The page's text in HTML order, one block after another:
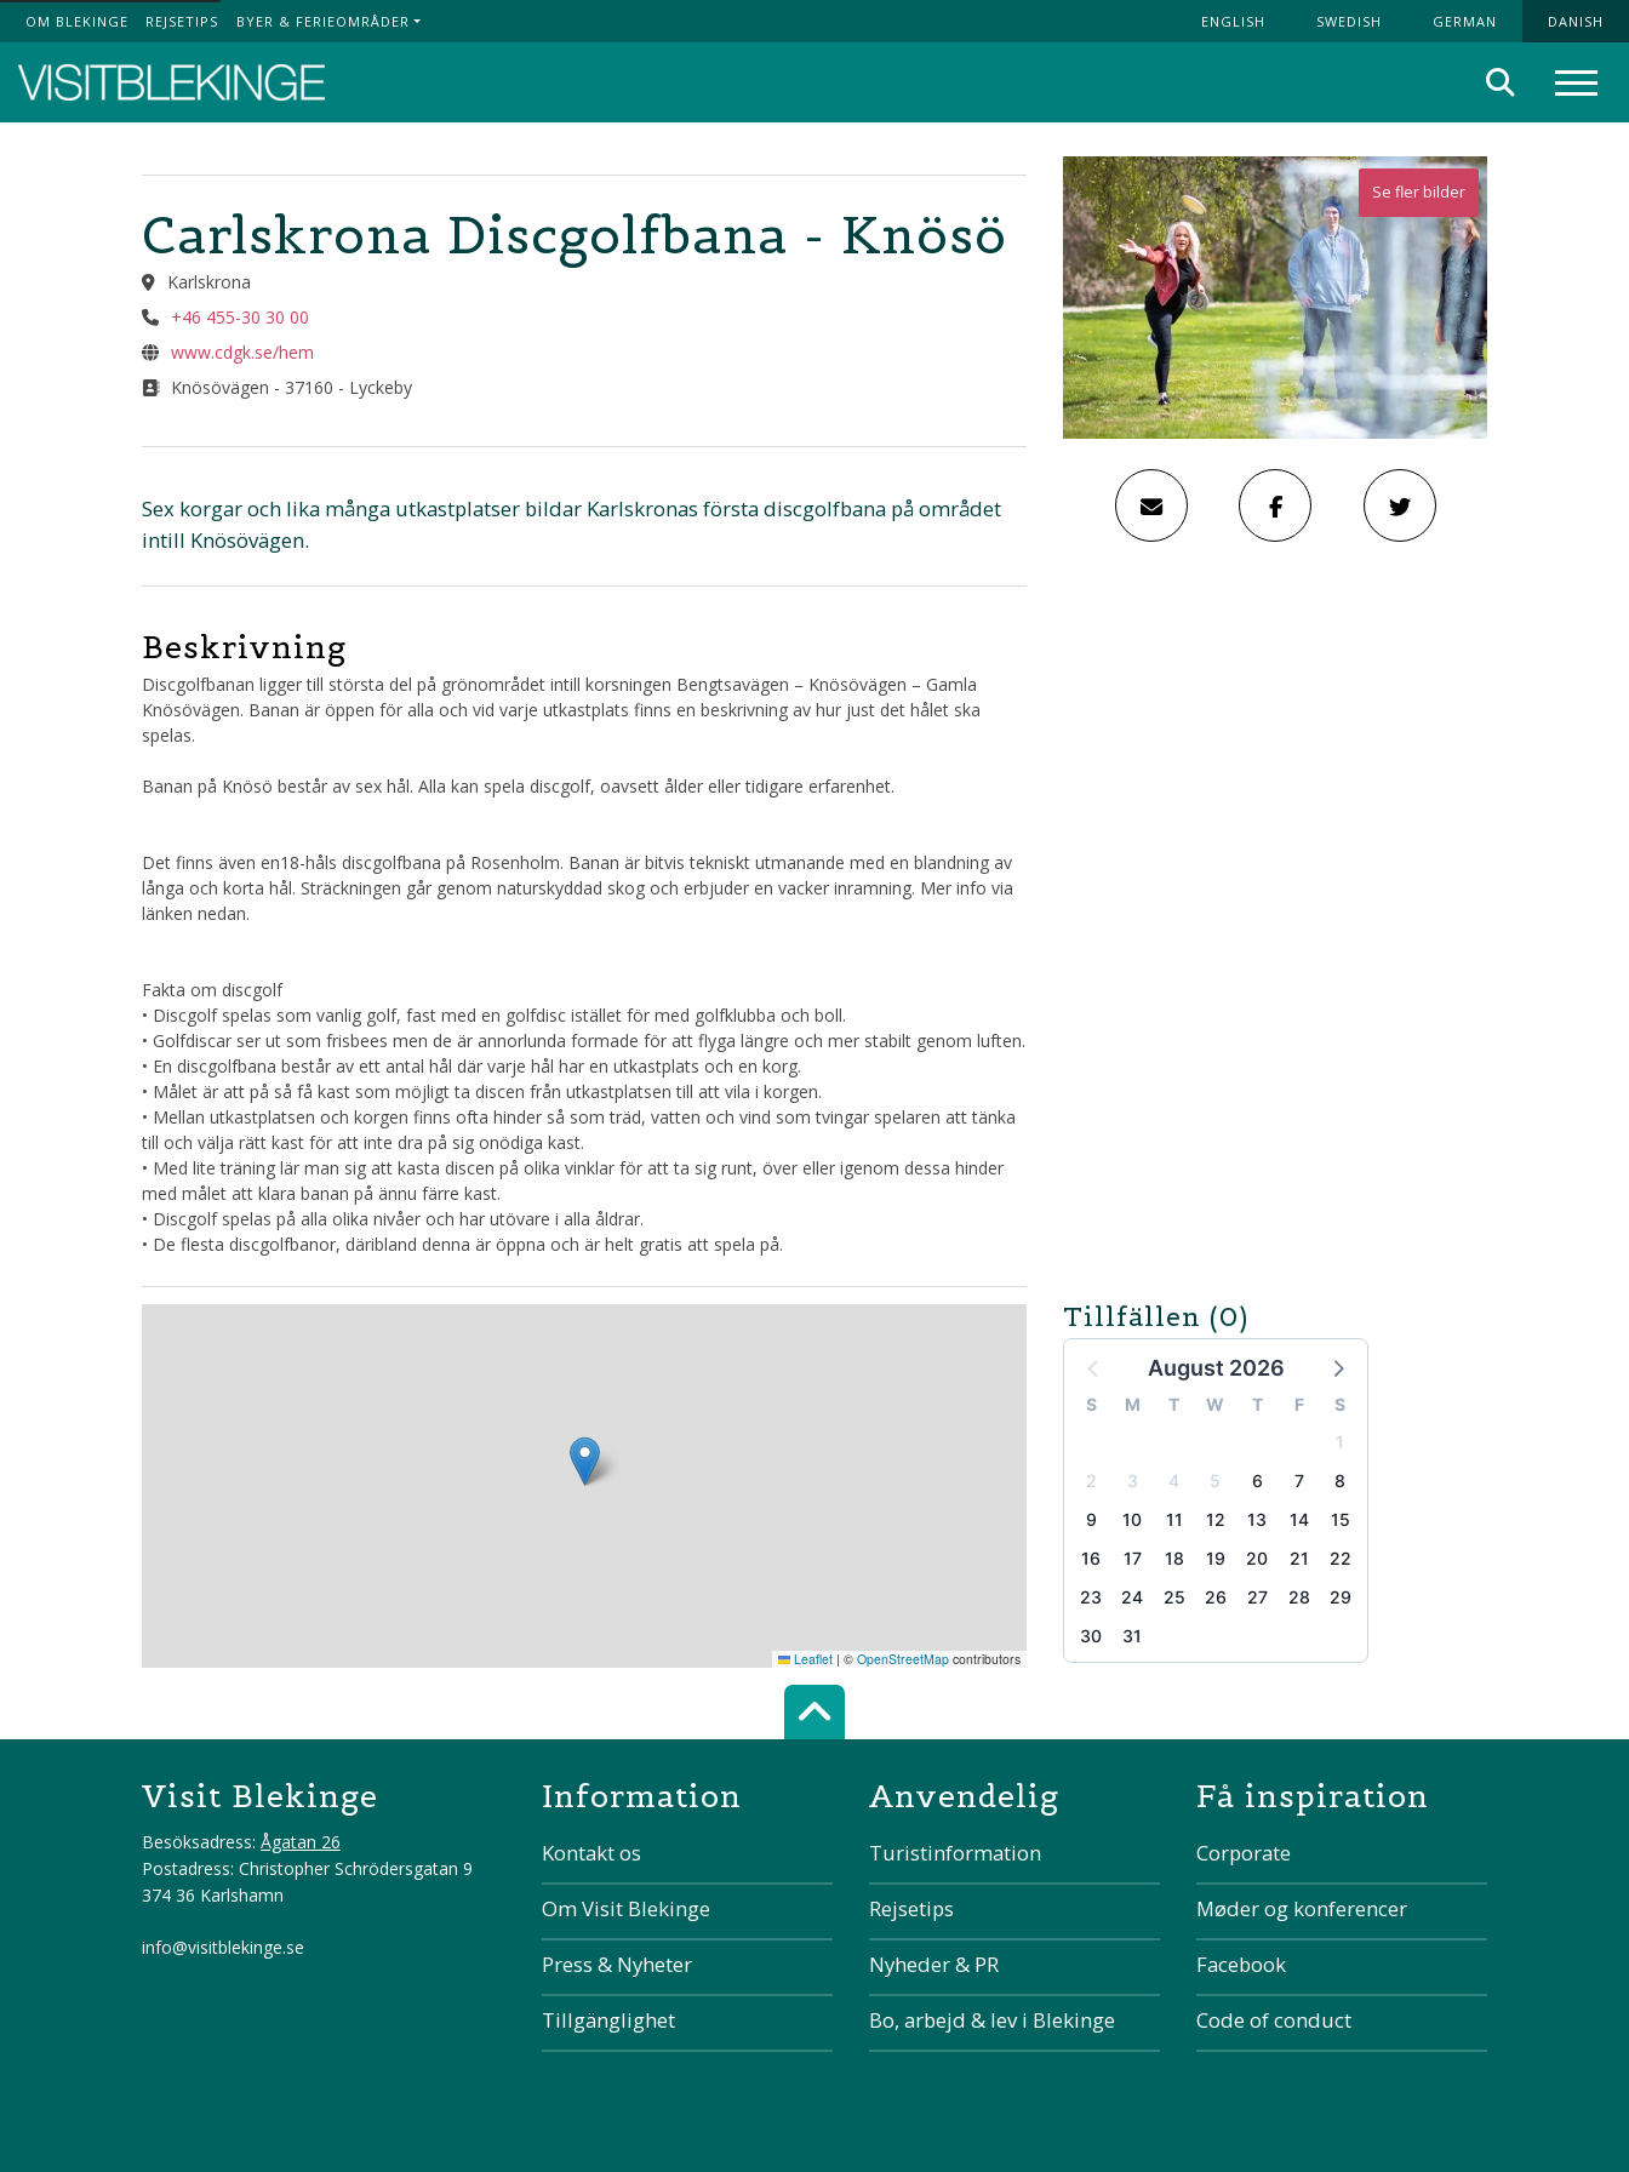
Top Menu
OM BLEKINGE REJSETIPS BYER & FERIEOMRÅDER ENGLISH SWEDISH GERMAN DANISH
Søg
Se fler bilder
Carlskrona Discgolfbana - Knösö
Karlskrona
+46 455-30 30 00
www.cdgk.se/hem
Knösövägen - 37160 - Lyckeby
Sex korgar och lika många utkastplatser bildar Karlskronas första discgolfbana på området
intill Knösövägen.
Beskrivning
Discgolfbanan ligger till största del på grönområdet intill korsningen Bengtsavägen – Knösövägen – Gamla
Knösövägen. Banan är öppen för alla och vid varje utkastplats finns en beskrivning av hur just det hålet ska
spelas.
Banan på Knösö består av sex hål. Alla kan spela discgolf, oavsett ålder eller tidigare erfarenhet.
Det finns även en18-håls discgolfbana på Rosenholm. Banan är bitvis tekniskt utmanande med en blandning av
långa och korta hål. Sträckningen går genom naturskyddad skog och erbjuder en vacker inramning. Mer info via
länken nedan.
Fakta om discgolf
• Discgolf spelas som vanlig golf, fast med en golfdisc istället för med golfklubba och boll.
• Golfdiscar ser ut som frisbees men de är annorlunda formade för att flyga längre och mer stabilt genom luften.
• En discgolfbana består av ett antal hål där varje hål har en utkastplats och en korg.
• Målet är att på så få kast som möjligt ta discen från utkastplatsen till att vila i korgen.
• Mellan utkastplatsen och korgen finns ofta hinder så som träd, vatten och vind som tvingar spelaren att tänka
till och välja rätt kast för att inte dra på sig onödiga kast.
• Med lite träning lär man sig att kasta discen på olika vinklar för att ta sig runt, över eller igenom dessa hinder
med målet att klara banan på ännu färre kast.
• Discgolf spelas på alla olika nivåer och har utövare i alla åldrar.
• De flesta discgolfbanor, däribland denna är öppna och är helt gratis att spela på.
Tillfällen (0)
August 2026
S M T W T F
S
1
2
3 4 5 6 7
8
9
10 11 12 13 14
15
16
17 18 19 20 21
22
23
24 25 26 27 28
29
30
31
Leaflet | © OpenStreetMap contributors
Scroll top of the page
Visit Blekinge
Besöksadress: Ågatan 26
Postadress: Christopher Schrödersgatan 9
374 36 Karlshamn
info@visitblekinge.se
Information
Kontakt os
Om Visit Blekinge
Press & Nyheter
Tillgänglighet
Anvendelig
Turistinformation
Rejsetips
Nyheder & PR
Bo, arbejd & lev i Blekinge
Få inspiration
Corporate
Møder og konferencer
Facebook
Code of conduct